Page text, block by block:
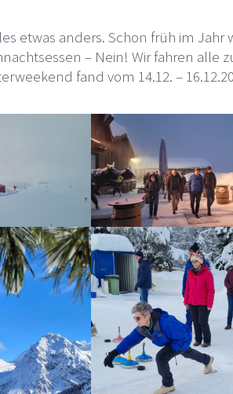
etwas anders. Schon früh im
– Nein! Wir fahren alle
fand vom 14.12. –